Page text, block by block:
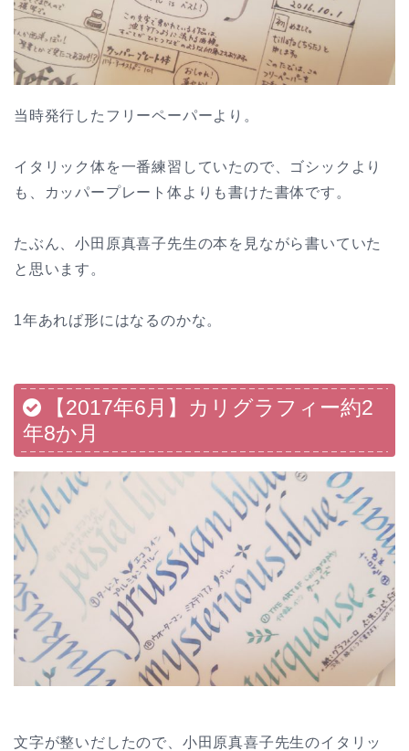
当時発行したフリーペーパーより。
イタリック体を一番練習していたので、ゴシックより
も、カッパープレート体よりも書けた書体です。
たぶん、小田原真喜子先生の本を見ながら書いていた
と思います。
1年あれば形にはなるのかな。
【2017年6月】カリグラフィー約2
年8か月
文字が整いだしたので、小田原真喜子先生のイタリッ